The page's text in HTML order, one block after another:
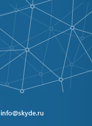
info@skyde.ru